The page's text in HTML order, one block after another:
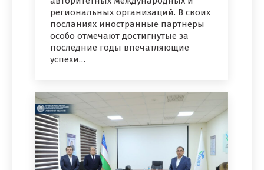
региональных организаций. В своих
посланиях иностранные партнеры
особо отмечают достигнутые за
последние годы впечатляющие
успехи…